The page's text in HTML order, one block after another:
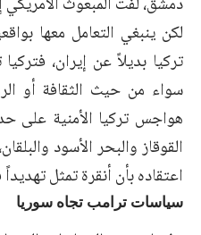
لكن ينبغي التعامل معها
‏تركيا بديلاً عن إيران،
سواء من حيث الثقافة أو
هواجس تركيا الأمنية على
القوقاز والبحر ‏الأسود
اعتقاده بأن أنقرة تمثل
سياسات ترامب تجاه سوريا